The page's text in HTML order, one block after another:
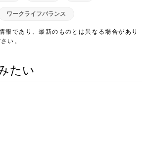
ワークライフバランス
報であり、最新のものとは異なる場合があり
い。
たい